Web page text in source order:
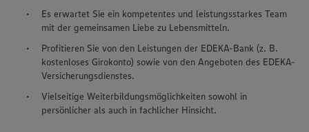
Es erwartet Sie ein kompetentes und leistungsstarkes Team
mit der gemeinsamen Liebe zu Lebensmitteln.
Profitieren Sie von den Leistungen der EDEKA-Bank (z. B.
kostenloses Girokonto) sowie von den Angeboten des EDEKA-
Versicherungsdienstes.
Vielseitige Weiterbildungsmöglichkeiten sowohl in
persönlicher als auch in fachlicher Hinsicht.